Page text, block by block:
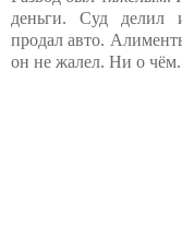
деньги. Суд делил
продал авто.
он не жалел. Ни о